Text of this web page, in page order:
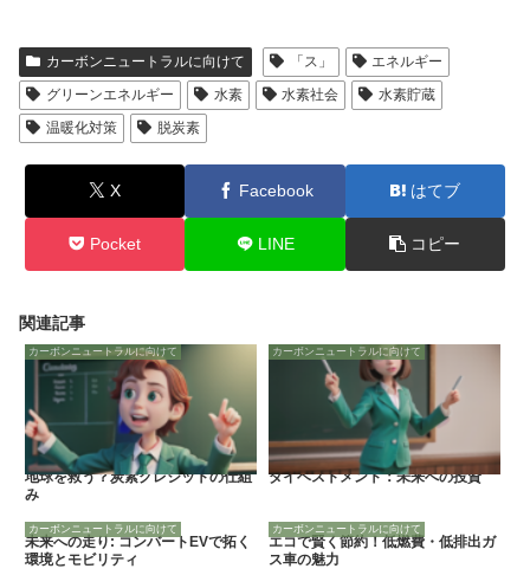
カーボンニュートラルに向けて 「ス」
エネルギー
グリーンエネルギー
水素 水素社会
水素貯蔵
温暖化対策
脱炭素
X Facebook はてブ
Pocket LINE コピー
関連記事
カーボンニュートラルに向けて
地球を救う？炭素クレジットの仕組
み
カーボンニュートラルに向けて
ダイベストメント：未来への投資
カーボンニュートラルに向けて
未来への走り: コンバートEVで拓く
環境とモビリティ
カーボンニュートラルに向けて
エコで賢く節約！低燃費・低排出ガ
ス車の魅力